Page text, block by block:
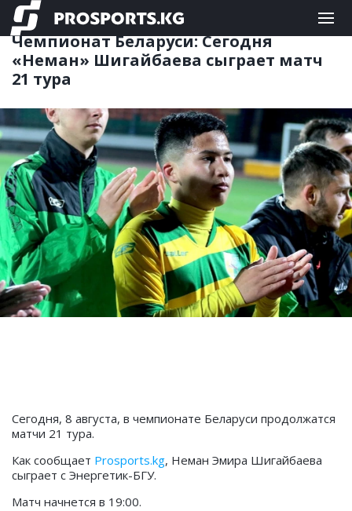
ФУТБОЛ 08.08.2020 11:20
Чемпионат Беларуси: Сегодня
«Неман» Шигайбаева сыграет матч
21 тура
Сегодня, 8 августа, в чемпионате Беларуси продолжатся
матчи 21 тура.
Как сообщает Prosports.kg, Неман Эмира Шигайбаева
сыграет с Энергетик-БГУ.
Матч начнется в 19:00.